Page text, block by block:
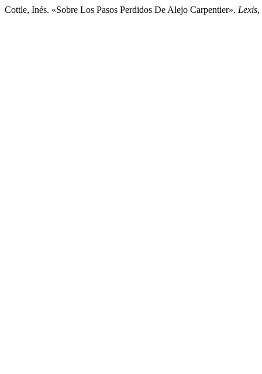
Cottle, Inés. «Sobre Los Pasos Perdidos De Alejo Carpentier». Lexis,